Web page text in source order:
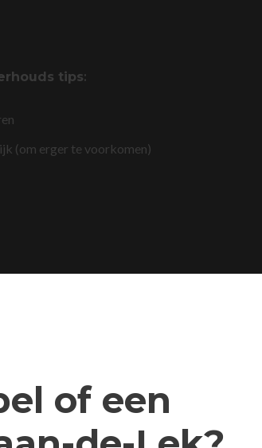
tips:
(om erger te voorkomen)
of een